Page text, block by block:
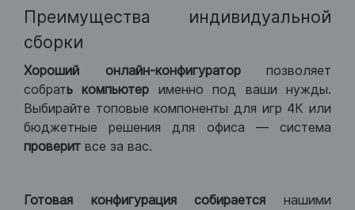
Преимущества индивидуальной
сборки
Хороший онлайн-конфигураторпозволяет
собрать компьютер именно под ваши нужды.
Выбирайте топовые компоненты для игр 4К или
бюджетные решения для офиса — система
проверит все за вас.
Готовая конфигурация собираетсянашими